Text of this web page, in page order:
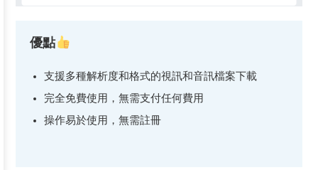
優點
支援多種解析度和格式的視訊和音訊檔案下載
完全免費使用，無需支付任何費用
操作易於使用，無需註冊